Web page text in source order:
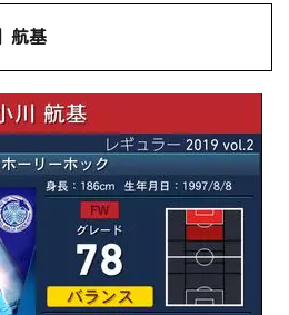
航基